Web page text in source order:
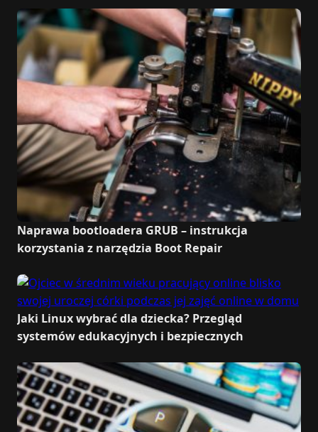
Naprawa bootloadera GRUB – instrukcja
korzystania z narzędzia Boot Repair
Jaki Linux wybrać dla dziecka? Przegląd
systemów edukacyjnych i bezpiecznych